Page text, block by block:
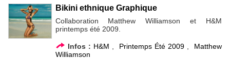
Bikini ethnique Graphique
Collaboration Matthew Williamson et H&M
printemps été 2009.
Infos : H&M Printemps Été 2009
Matthew
Williamson